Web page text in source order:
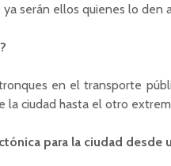
serán ellos quienes lo den
en el transporte
la ciudad hasta el otro
para la ciudad desde